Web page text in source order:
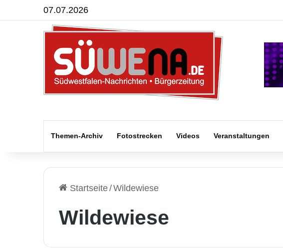
07.07.2026
Themen-Archiv Fotostrecken Videos Veranstaltungen
Startseite/Wildewiese
Wildewiese